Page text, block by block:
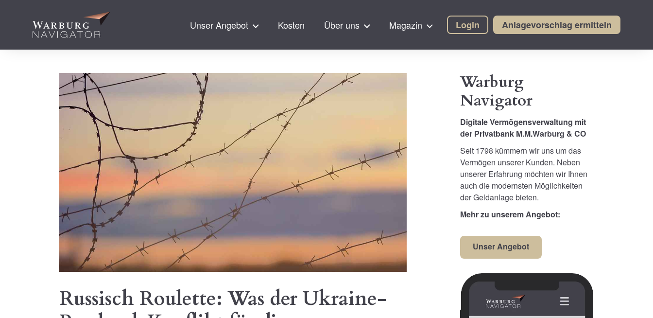
zum Inhalt springen
Unser Angebot Kosten Über uns Magazin Login Anlagevorschlag ermitteln
Russisch Roulette: Was der Ukraine-
Warburg
Navigator
Digitale Vermögensverwaltung mit
der Privatbank M.M.Warburg & CO
Seit 1798 kümmern wir uns um das
Vermögen unserer Kunden. Neben
unserer Erfahrung möchten wir Ihnen
auch die modernsten Möglichkeiten
der Geldanlage bieten.
Mehr zu unserem Angebot:
Unser Angebot